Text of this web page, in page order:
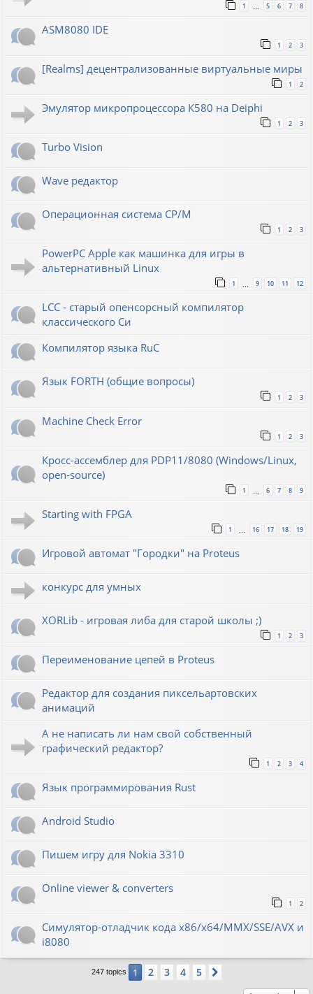
1 5 6 7 8
ASM8080 IDE
1 2 3
[Realms] децентрализованные виртуальные миры
1 2
Эмулятор микропроцессора К580 на Deiphi
1 2 3
Turbo Vision
Wave редактор
Операционная система CP/M
1 2 3
PowerPC Apple как машинка для игры в
альтернативный Linux
1 … 9 10 11 12
LCC - старый опенсорсный компилятор
классического Си
Компилятор языка RuC
Язык FORTH (общие вопросы)
1 2 3
Machine Check Error
1 2 3
Кросс-ассемблер для PDP11/8080 (Windows/Linux,
open-source)
1 6 7 8 9
Starting with FPGA
1 16 17 18 19
Игровой автомат "Городки" на Proteus
конкурс для умных
XORLib - игровая либа для старой школы ;)
1 2 3
Переименование цепей в Proteus
Редактор для создания пиксельартовских
анимаций
А не написать ли нам свой собственный
графический редактор?
1 2 3 4
Язык программирования Rust
Android Studio
Пишем игру для Nokia 3310
Online viewer & converters
1 2
Симулятор-отладчик кода x86/x64/MMX/SSE/AVX и
i8080
247 topics 1 2 3 4 5